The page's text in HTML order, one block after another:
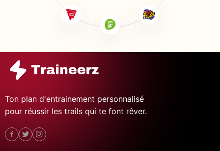
Ton plan d'entrainement personnalisé
pour réussir les trails qui te font rêver.